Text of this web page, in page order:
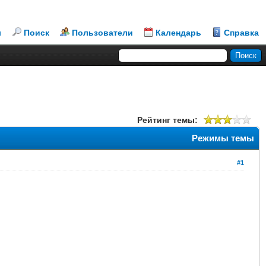
Поиск Пользователи Календарь Справка
Рейтинг темы:
Режимы темы
#1